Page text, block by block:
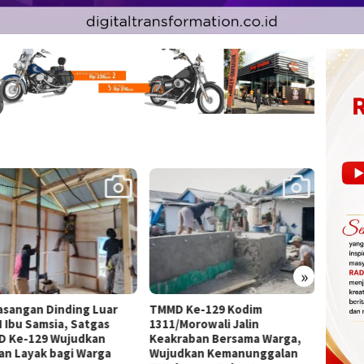
»
Ke-129 Kodim
Morowali Jalin
Bersama Warga,
Kemanunggalan
TNI AU Uji Kesiapan Operasi
Udara dalam Latihan
Terintegrasi TNI 2026
TMMD
1311/